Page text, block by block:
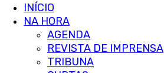
Primary
Menu
INÍCIO
NA HORA
AGENDA
REVISTA DE IMPRENSA
TRIBUNA